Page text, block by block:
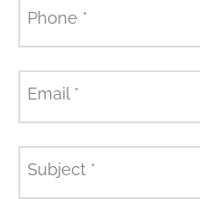
Phone *
Email *
Subject *